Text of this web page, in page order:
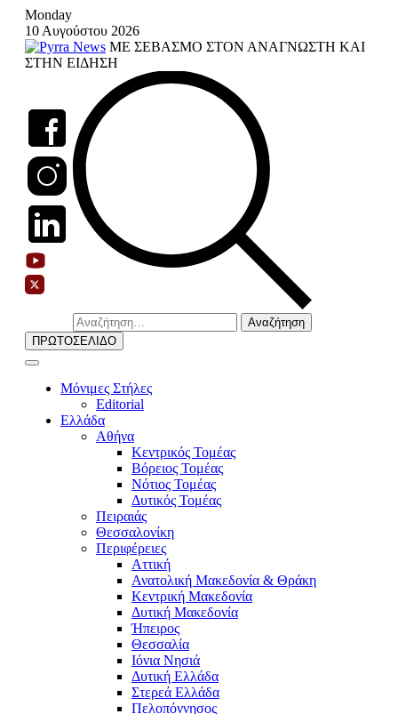
Skip
content
Monday
10 Αυγούστου 2026
ΜΕ ΣΕΒΑΣΜΟ ΣΤΟΝ ΑΝΑΓΝΩΣΤΗ ΚΑΙ
ΣΤΗΝ ΕΙΔΗΣΗ
Αναζήτηση
για:
ΠΡΩΤΟΣΕΛΙΔΟ
Μόνιμες Στήλες
Editorial
Ελλάδα
Αθήνα
Κεντρικός Τομέας
Βόρειος Τομέας
Νότιος Τομέας
Δυτικός Τομέας
Πειραιάς
Θεσσαλονίκη
Περιφέρειες
Αττική
Ανατολική Μακεδονία & Θράκη
Κεντρική Μακεδονία
Δυτική Μακεδονία
Ήπειρος
Θεσσαλία
Ιόνια Νησιά
Δυτική Ελλάδα
Στερεά Ελλάδα
Πελοπόννησος